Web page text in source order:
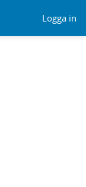
Logga in